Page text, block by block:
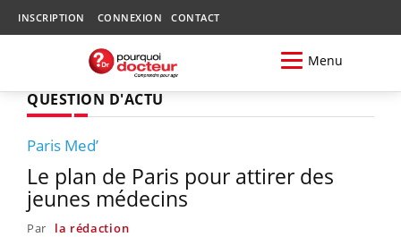
INSCRIPTION CONNEXION CONTACT
Menu
QUESTION D'ACTU
Paris Med’
Le plan de Paris pour attirer des
jeunes médecins
Par la rédaction